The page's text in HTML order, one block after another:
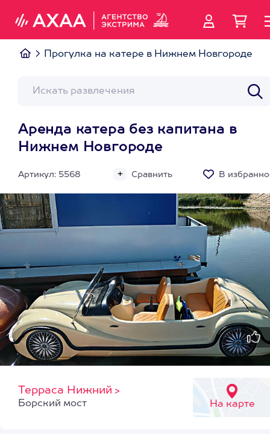
Прогулка на катере в Нижнем Новгороде
Аренда катера без капитана в
Нижнем Новгороде
Артикул: 5568 Сравнить В
Терраса Нижний >
На карте
Борский мост